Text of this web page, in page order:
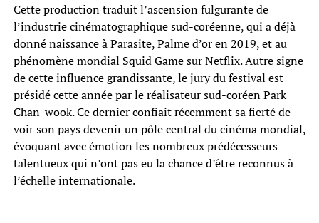
Cette production traduit l’ascension fulgurante de
l’industrie cinématographique sud-coréenne, qui a déjà
donné naissance à Parasite, Palme d’or en 2019, et au
phénomène mondial Squid Game sur Netflix. Autre signe
de cette influence grandissante, le jury du festival est
présidé cette année par le réalisateur sud-coréen Park
Chan-wook. Ce dernier confiait récemment sa fierté de
voir son pays devenir un pôle central du cinéma mondial,
évoquant avec émotion les nombreux prédécesseurs
talentueux qui n’ont pas eu la chance d’être reconnus à
l’échelle internationale.